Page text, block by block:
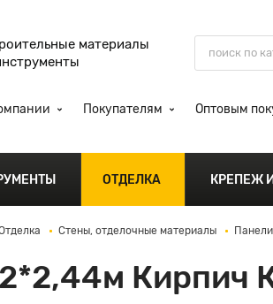
материалы
Покупателям Оптовым
ОТДЕЛКА КРЕПЕЖ
Стены, отделочные материалы